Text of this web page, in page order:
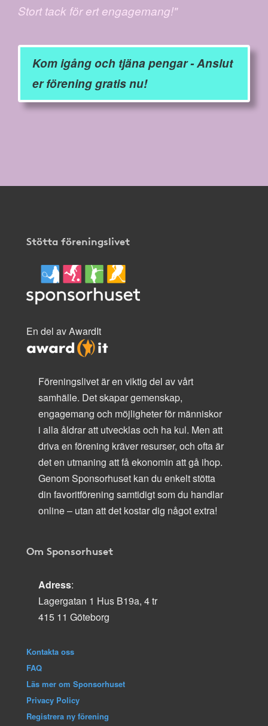
Stort tack för ert engagemang!"
Kom igång och tjäna pengar - Anslut
er förening gratis nu!
Stötta föreningslivet
En del av AwardIt
Föreningslivet är en viktig del av vårt
samhälle. Det skapar gemenskap,
engagemang och möjligheter för människor
i alla åldrar att utvecklas och ha kul. Men att
driva en förening kräver resurser, och ofta är
det en utmaning att få ekonomin att gå ihop.
Genom Sponsorhuset kan du enkelt stötta
din favoritförening samtidigt som du handlar
online – utan att det kostar dig något extra!
Om Sponsorhuset
Adress:
Lagergatan 1 Hus B19a, 4 tr
415 11 Göteborg
Kontakta oss
FAQ
Läs mer om Sponsorhuset
Privacy Policy
Registrera ny förening